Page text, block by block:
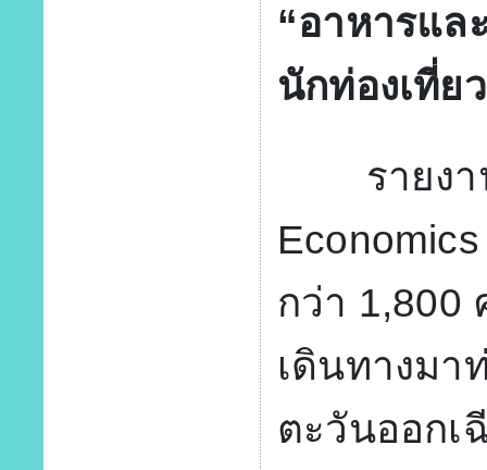
“อาหารแล
นักท่องเที่ยว
รายงาน
กว่า 1,800
เดินทางมา
ตะวันออกเ